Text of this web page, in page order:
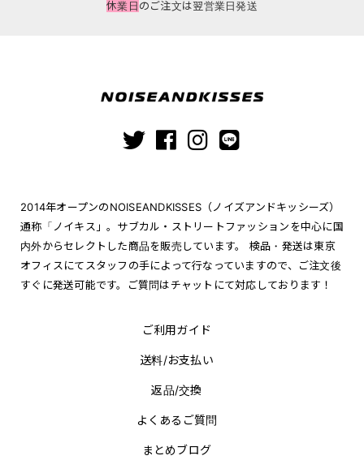
休業日のご注文は翌営業日発送
2014年オープンのNOISEANDKISSES（ノイズアンドキッシーズ）
通称「ノイキス」。サブカル・ストリートファッションを中心に国
内外からセレクトした商品を販売しています。 検品・発送は東京
オフィスにてスタッフの手によって行なっていますので、ご注文後
すぐに発送可能です。ご質問はチャットにて対応しております！
ご利用ガイド
送料/お支払い
返品/交換
よくあるご質問
まとめブログ